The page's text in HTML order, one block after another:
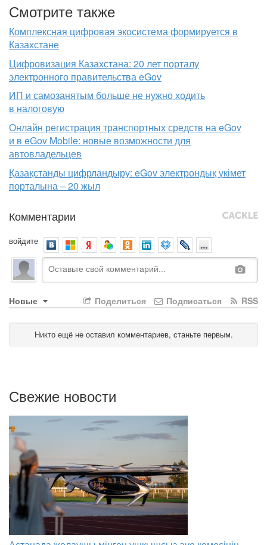
Смотрите также
Комплексная цифровая экосистема формируется в
Казахстане
Цифровизация Казахстана: 20 лет порталу
электронного правительства eGov
ИП и самозанятым больше не нужно ходить
в налоговую
Онлайн регистрация транспортных средств на eGov
и в eGov Mobile: новые возможности для
автовладельцев
Қазақстанды цифрландыру: eGov электрондық үкімет
порталына – 20 жыл
Комментарии
войдите
Новые RSS
Подписаться
Поделиться
Никто ещё не оставил комментариев, станьте первым.
Свежие новости